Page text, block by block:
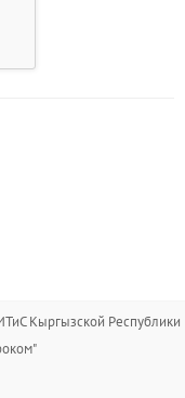
Кыргызской Республики